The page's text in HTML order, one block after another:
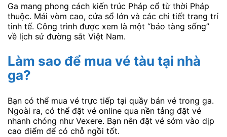
Ga mang phong cách kiến trúc Pháp cổ từ thời Pháp
thuộc. Mái vòm cao, cửa sổ lớn và các chi tiết trang trí
tinh tế. Công trình được xem là một “bảo tàng sống”
về lịch sử đường sắt Việt Nam.
Làm sao để mua vé tàu tại nhà
ga?
Bạn có thể mua vé trực tiếp tại quầy bán vé trong ga.
Ngoài ra, có thể đặt vé online qua nền tảng đặt vé
nhanh chóng như Vexere. Bạn nên đặt vé sớm vào dịp
cao điểm để có chỗ ngồi tốt.